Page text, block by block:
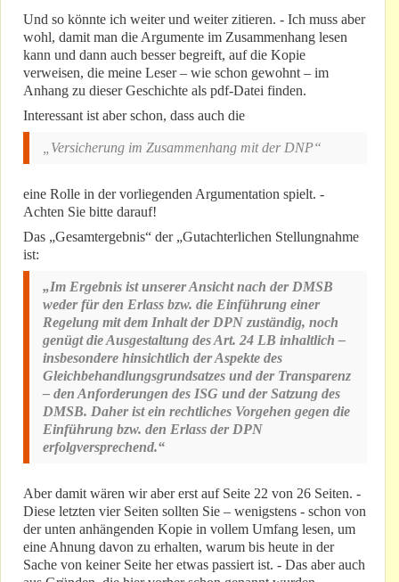
Und so könnte ich weiter und weiter zitieren. - Ich muss aber
wohl, damit man die Argumente im Zusammenhang lesen
kann und dann auch besser begreift, auf die Kopie
verweisen, die meine Leser – wie schon gewohnt – im
Anhang zu dieser Geschichte als pdf-Datei finden.
Interessant ist aber schon, dass auch die
„Versicherung im Zusammenhang mit der DNP“
eine Rolle in der vorliegenden Argumentation spielt. -
Achten Sie bitte darauf!
Das „Gesamtergebnis“ der „Gutachterlichen Stellungnahme
ist:
„Im Ergebnis ist unserer Ansicht nach der DMSB
weder für den Erlass bzw. die Einführung einer
Regelung mit dem Inhalt der DPN zuständig, noch
genügt die Ausgestaltung des Art. 24 LB inhaltlich –
insbesondere hinsichtlich der Aspekte des
Gleichbehandlungsgrundsatzes und der Transparenz
– den Anforderungen des ISG und der Satzung des
DMSB. Daher ist ein rechtliches Vorgehen gegen die
Einführung bzw. den Erlass der DPN
erfolgversprechend.“
Aber damit wären wir aber erst auf Seite 22 von 26 Seiten. -
Diese letzten vier Seiten sollten Sie – wenigstens - schon von
der unten anhängenden Kopie in vollem Umfang lesen, um
eine Ahnung davon zu erhalten, warum bis heute in der
Sache von keiner Seite her etwas passiert ist. - Das aber auch